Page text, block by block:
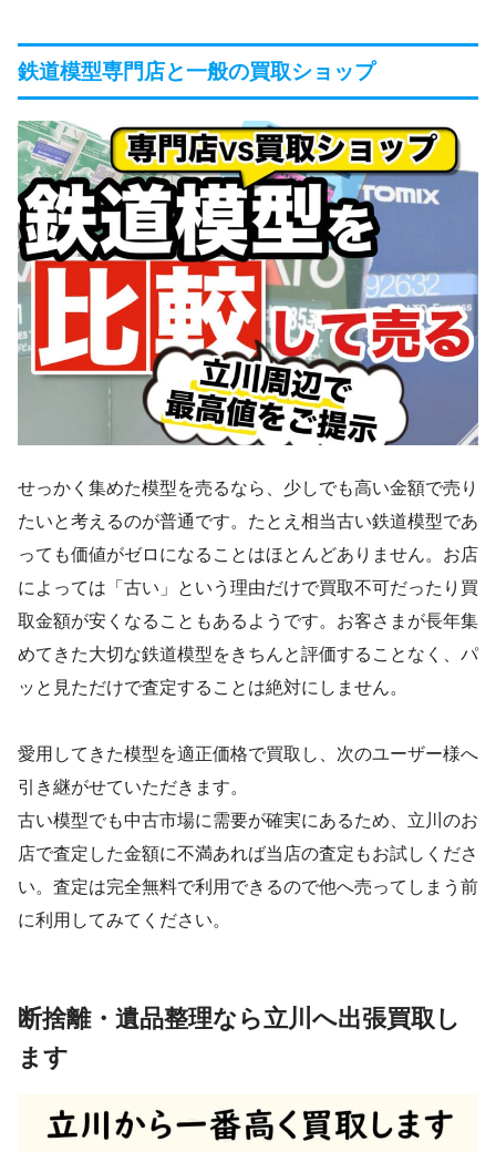
鉄道模型専門店と一般の買取ショップ
せっかく集めた模型を売るなら、少しでも高い金額で売り
たいと考えるのが普通です。たとえ相当古い鉄道模型であ
っても価値がゼロになることはほとんどありません。お店
によっては「古い」という理由だけで買取不可だったり買
取金額が安くなることもあるようです。お客さまが長年集
めてきた大切な鉄道模型をきちんと評価することなく、パ
ッと見ただけで査定することは絶対にしません。
愛用してきた模型を適正価格で買取し、次のユーザー様へ
引き継がせていただきます。
古い模型でも中古市場に需要が確実にあるため、立川のお
店で査定した金額に不満あれば当店の査定もお試しくださ
い。 査定は完全無料で利用できるので他へ売ってしまう前
に利用してみてください。
断捨離・遺品整理なら立川へ出張買取し
ます